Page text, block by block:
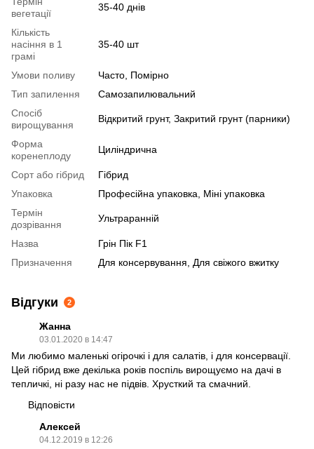
вегетації
35-40 днів
Кількість
насіння в 1
грамі
35-40 шт
Умови поливу
Часто, Помірно
Тип запилення
Самозапилювальний
Спосіб
вирощування
Відкритий грунт, Закритий грунт (парники)
Форма
коренеплоду
Циліндрична
Сорт або гібрид
Гібрид
Упаковка
Професійна упаковка, Міні упаковка
Термін
дозрівання
Ультраранній
Назва
Грін Пік F1
Призначення
Для консервування, Для свіжого вжитку
Відгуки 2
Жанна
03.01.2020 в 14:47
Ми любимо маленькі огірочкі і для салатів, і для консервації.
Цей гібрид вже декілька років поспіль вирощуємо на дачі в
тепличкі, ні разу нас не підвів. Хрусткий та смачний.
Відповісти
Алексей
04.12.2019 в 12:26